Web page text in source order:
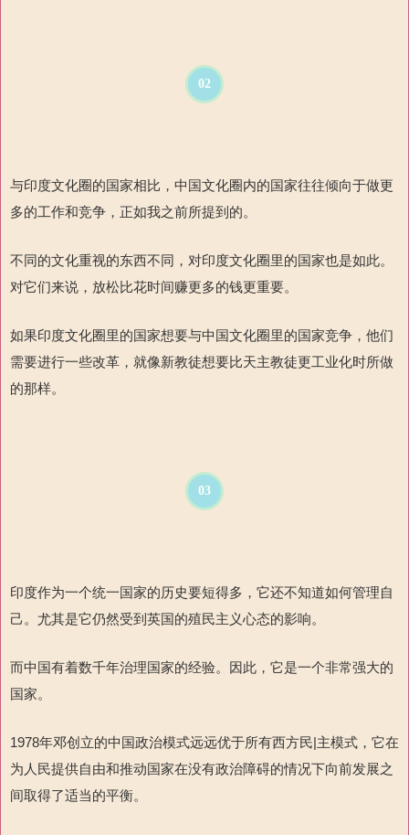
02
与印度文化圈的国家相比，中国文化圈内的国家往往倾向于做更
多的工作和竞争，正如我之前所提到的。
不同的文化重视的东西不同，对印度文化圈里的国家也是如此。
对它们来说，放松比花时间赚更多的钱更重要。
如果印度文化圈里的国家想要与中国文化圈里的国家竞争，他们
需要进行一些改革，就像新教徒想要比天主教徒更工业化时所做
的那样。
03
印度作为一个统一国家的历史要短得多，它还不知道如何管理自
己。尤其是它仍然受到英国的殖民主义心态的影响。
而中国有着数千年治理国家的经验。因此，它是一个非常强大的
国家。
1978年邓创立的中国政治模式远远优于所有西方民|主模式，它在
为人民提供自由和推动国家在没有政治障碍的情况下向前发展之
间取得了适当的平衡。